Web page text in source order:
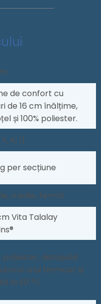
de confort cu
de 16 cm înălțime,
și 100% poliester.
A, I)
per secțiune
medie, fermă
Vita Talalay
poliester, detașabil
unui fermoar și
la 60 °C.